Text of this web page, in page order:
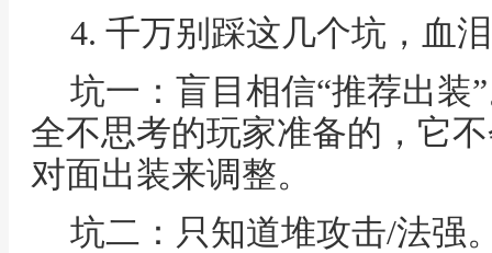
4. 千万别踩这几个坑，血
坑一：盲目相信“推荐出装
全不思考的玩家准备的，它
对面出装来调整。
坑二：只知道堆攻击/法强